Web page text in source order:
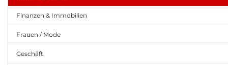
Finanzen & Immobilien
Frauen / Mode
Geschäft